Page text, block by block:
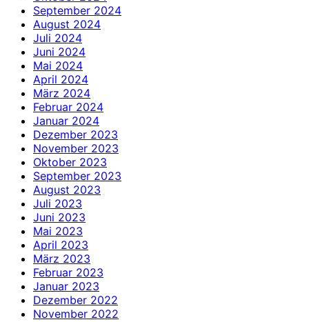
September 2024
August 2024
Juli 2024
Juni 2024
Mai 2024
April 2024
März 2024
Februar 2024
Januar 2024
Dezember 2023
November 2023
Oktober 2023
September 2023
August 2023
Juli 2023
Juni 2023
Mai 2023
April 2023
März 2023
Februar 2023
Januar 2023
Dezember 2022
November 2022